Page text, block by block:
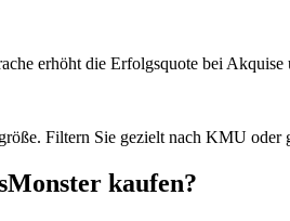
erhöht die Erfolgsquote bei
Filtern Sie gezielt nach KMU
kaufen?